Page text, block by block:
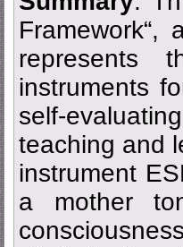
represents
instruments
self-
teaching and
instrument
a mother